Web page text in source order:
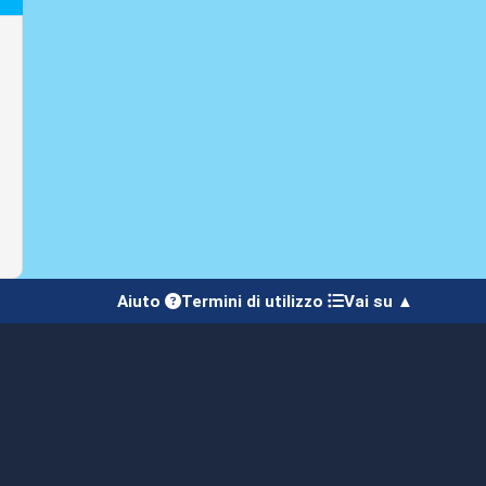
Aiuto Termini di utilizzo Vai su ▲